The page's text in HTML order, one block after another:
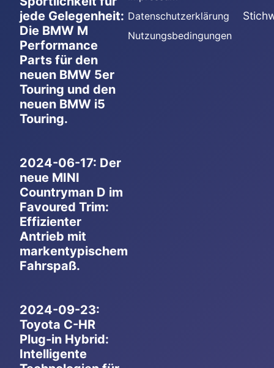
jede Gelegenheit:
Die BMW M
Performance
Parts für den
neuen BMW 5er
Touring und den
neuen BMW i5
Touring.
2024-06-17: Der
neue MINI
Countryman D im
Favoured Trim:
Effizienter
Antrieb mit
markentypischem
Fahrspaß.
2024-09-23:
Toyota C-HR
Plug-in Hybrid:
Intelligente
Datenschutzerklärung
Nutzungsbedingungen